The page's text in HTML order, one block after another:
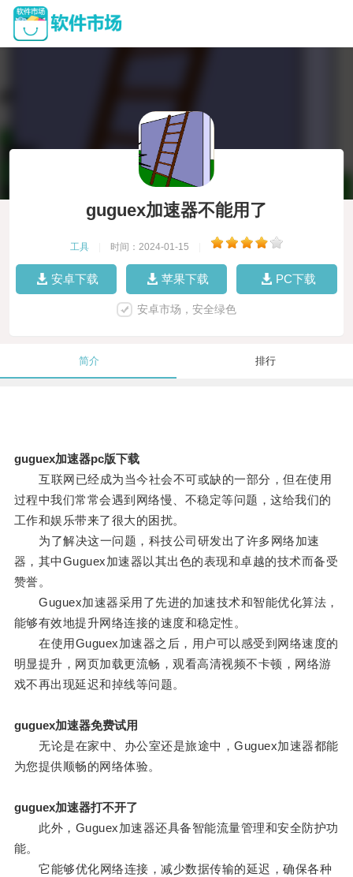
guguex加速器不能用了
工具 时间：2024-01-15
安卓下载 苹果下载 PC下载
安卓市场，安全绿色
简介 排行
guguex加速器pc版下载
互联网已经成为当今社会不可或缺的一部分，但在使用
过程中我们常常会遇到网络慢、不稳定等问题，这给我们的
工作和娱乐带来了很大的困扰。
为了解决这一问题，科技公司研发出了许多网络加速
器，其中Guguex加速器以其出色的表现和卓越的技术而备受
赞誉。
Guguex加速器采用了先进的加速技术和智能优化算法，
能够有效地提升网络连接的速度和稳定性。
在使用Guguex加速器之后，用户可以感受到网络速度的
明显提升，网页加载更流畅，观看高清视频不卡顿，网络游
戏不再出现延迟和掉线等问题。
guguex加速器免费试用
无论是在家中、办公室还是旅途中，Guguex加速器都能
为您提供顺畅的网络体验。
guguex加速器打不开了
此外，Guguex加速器还具备智能流量管理和安全防护功
能。
它能够优化网络连接，减少数据传输的延迟，确保各种